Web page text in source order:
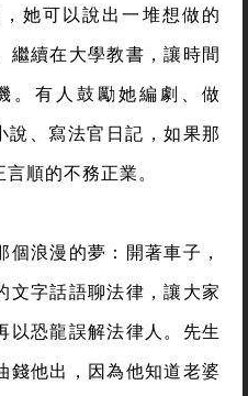
她可以說出一堆想做的
繼續在大學教書，讓時間
。有人鼓勵她編劇、做
、寫法官日記，如果那
順的不務正業。
浪漫的夢：開著車子，
文字話語聊法律，讓大家
以恐龍誤解法律人。先生
錢他出，因為他知道老婆